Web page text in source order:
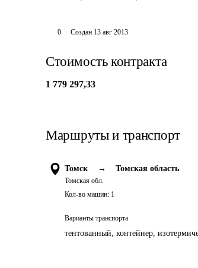
0 Создан 13 авг 2013
Стоимость контракта
1 779 297,33
Маршруты и транспорт
Томск →
Томская обл.
Томская область
Кол-во машин: 1
Варианты транспорта
тентованный, контейнер,